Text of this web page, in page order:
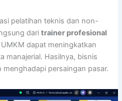
pelatihan teknis dan non-
dari trainer profesional
dapat meningkatkan
manajerial. Hasilnya, bisnis
persaingan pasar.